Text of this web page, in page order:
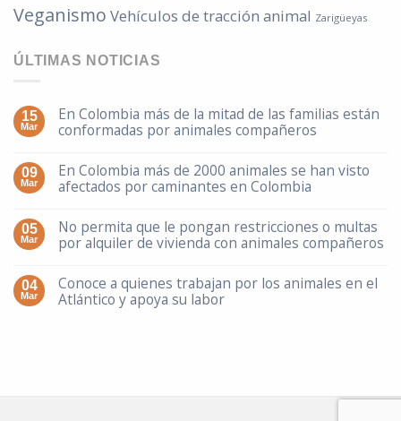
Veganismo Vehículos de tracción animal Zarigüeyas
ÚLTIMAS NOTICIAS
15
Mar
En Colombia más de la mitad de las familias están
conformadas por animales compañeros
09
Mar
En Colombia más de 2000 animales se han visto
afectados por caminantes en Colombia
05
Mar
No permita que le pongan restricciones o multas
por alquiler de vivienda con animales compañeros
04
Mar
Conoce a quienes trabajan por los animales en el
Atlántico y apoya su labor